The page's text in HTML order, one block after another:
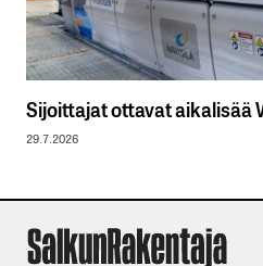
Sijoittajat ottavat aikalisää
29.7.2026